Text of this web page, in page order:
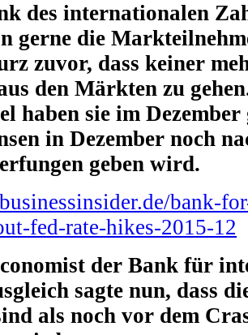
des internationalen
gerne die
zuvor, dass keiner
den Märkten zu
haben sie im
in Dezember noch
geben wird.
bank-
fed-rate-hikes-2015-12
der Bank für
sagte nun, dass
als noch vor dem